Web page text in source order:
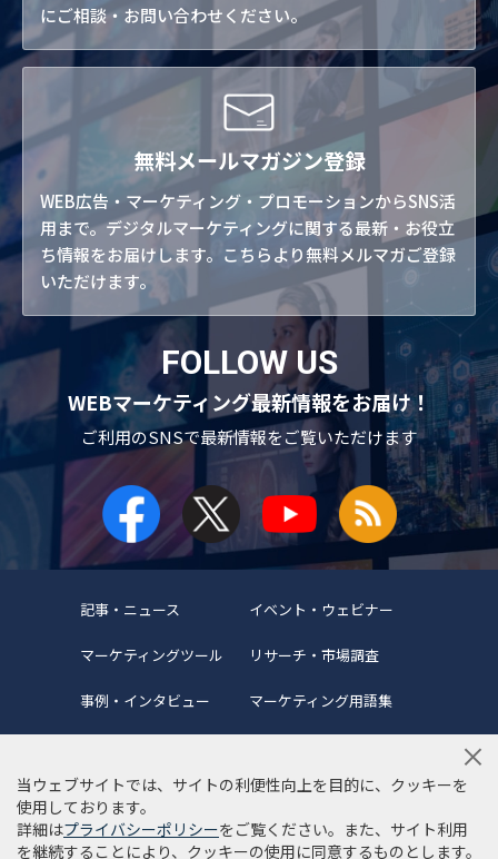
にご相談・お問い合わせください。
無料メールマガジン登録
WEB広告・マーケティング・プロモーションからSNS活
用まで。デジタルマーケティングに関する最新・お役立
ち情報をお届けします。こちらより無料メルマガご登録
いただけます。
FOLLOW US
WEBマーケティング最新情報をお届け！
ご利用のSNSで最新情報をご覧いただけます
記事・ニュース イベント・ウェビナー
マーケティングツール リサーチ・市場調査
事例・インタビュー マーケティング用語集
当サイトについて 編集ポリシー
サイトマップ
当ウェブサイトでは、サイトの利便性向上を目的に、クッキーを
使用しております。
詳細はプライバシーポリシーをご覧ください。また、サイト利用
を継続することにより、クッキーの使用に同意するものとします。